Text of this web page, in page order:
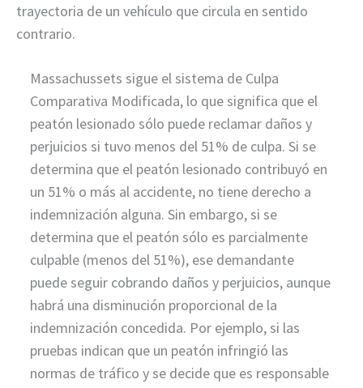
trayectoria de un vehículo que circula en sentido
contrario.
Massachussets sigue el sistema de Culpa
Comparativa Modificada, lo que significa que el
peatón lesionado sólo puede reclamar daños y
perjuicios si tuvo menos del 51% de culpa. Si se
determina que el peatón lesionado contribuyó en
un 51% o más al accidente, no tiene derecho a
indemnización alguna. Sin embargo, si se
determina que el peatón sólo es parcialmente
culpable (menos del 51%), ese demandante
puede seguir cobrando daños y perjuicios, aunque
habrá una disminución proporcional de la
indemnización concedida. Por ejemplo, si las
pruebas indican que un peatón infringió las
normas de tráfico y se decide que es responsable